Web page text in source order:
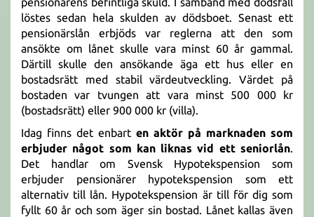
löstes sedan hela skulden av dödsboet. Senast ett
pensionärslån erbjöds var reglerna att den som
ansökte om lånet skulle vara minst 60 år gammal.
Därtill skulle den ansökande äga ett hus eller en
bostadsrätt med stabil värdeutveckling. Värdet på
bostaden var tvungen att vara minst 500 000 kr
(bostadsrätt) eller 900 000 kr (villa).
Idag finns det enbart en aktör på marknaden som
erbjuder något som kan liknas vid ett seniorlån.
Det handlar om Svensk Hypotekspension som
erbjuder pensionärer hypotekspension som ett
alternativ till lån. Hypotekspension är till för dig som
fyllt 60 år och som äger sin bostad. Lånet kallas även